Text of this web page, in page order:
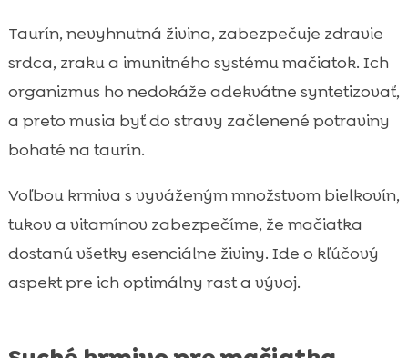
Taurín, nevyhnutná živina, zabezpečuje zdravie
srdca, zraku a imunitného systému mačiatok. Ich
organizmus ho nedokáže adekvátne syntetizovať,
a preto musia byť do stravy začlenené potraviny
bohaté na taurín.
Voľbou krmiva s vyváženým množstvom bielkovín,
tukov a vitamínov zabezpečíme, že mačiatka
dostanú všetky esenciálne živiny. Ide o kľúčový
aspekt pre ich optimálny rast a vývoj.